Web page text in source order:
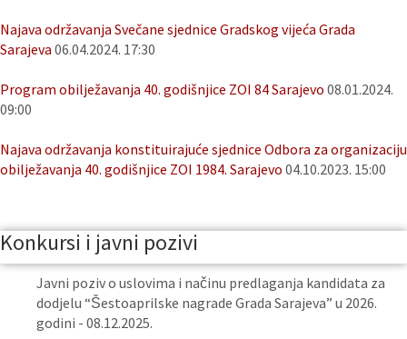
Najava održavanja Svečane sjednice Gradskog vijeća Grada
Sarajeva 06.04.2024. 17:30
Program obilježavanja 40. godišnjice ZOI 84 Sarajevo 08.01.2024.
09:00
Najava održavanja konstituirajuće sjednice Odbora za organizaciju
obilježavanja 40. godišnjice ZOI 1984. Sarajevo 04.10.2023. 15:00
Konkursi i javni pozivi
Javni poziv o uslovima i načinu predlaganja kandidata za
dodjelu “Šestoaprilske nagrade Grada Sarajeva” u 2026.
godini - 08.12.2025.